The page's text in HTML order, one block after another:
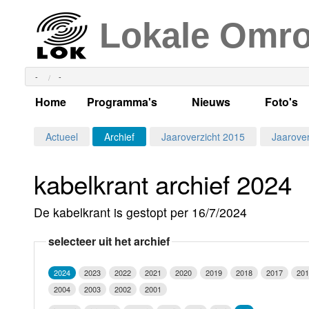
Lokale
- -
Home Programma's
Alle dagen
Per dag
Maandag
Luister LOK Live
Nieuws
Actueel Lokaal
Kabelkrant
Foto's
Actueel Archief Jaaroverzicht 2015
kabelkrant archief 2024
De kabelkrant is gestopt per 16/7/2024
selecteer uit het archief
2024 2023 2022 2021 2020 2019 2018 2017
2004
2003 2002
2001